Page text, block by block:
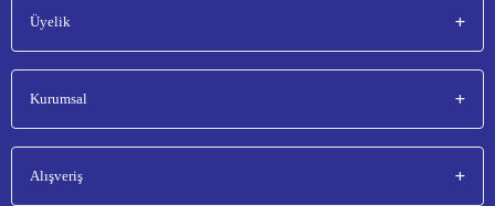
Üyelik
Kurumsal
Alışveriş